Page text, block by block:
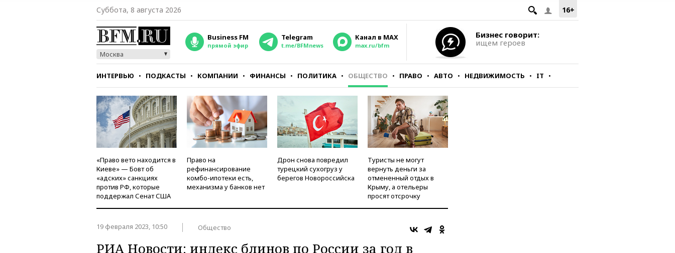
16+
Суббота, 8 августа 2026
Москва
Business FM
прямой эфир
Telegram
t.me/BFMnews
Канал в MAX
max.ru/bfm
Бизнес говорит:
ищем героев
ИНТЕРВЬЮ ПОДКАСТЫ КОМПАНИИ ФИНАНСЫ ПОЛИТИКА ОБЩЕСТВО ПРАВО АВТО НЕДВИЖИМОСТЬ IT
СТИЛЬ ТЕСТЫ
«Право вето находится в
Киеве» — Бовт об
«адских» санкциях
против РФ, которые
поддержал Сенат США
Право на
рефинансирование
комбо-ипотеки есть,
механизма у банков нет
Дрон снова повредил
турецкий сухогруз у
берегов Новороссийска
Туристы не могут
вернуть деньги за
отмененный отдых в
Крыму, а отельеры
просят отсрочку
19 февраля 2023, 10:50 Общество
РИА Новости: индекс блинов по России за год в